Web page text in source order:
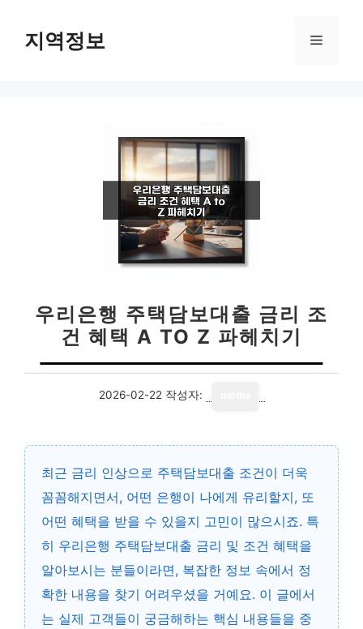
지역정보 메
우리은행 주택담보대출 금리 조
건 혜택 A TO Z 파헤치기
2026-02-22 작성자:
최근 금리 인상으로 주택담보대출 조건이 더욱
꼼꼼해지면서, 어떤 은행이 나에게 유리할지, 또
어떤 혜택을 받을 수 있을지 고민이 많으시죠. 특
히 우리은행 주택담보대출 금리 및 조건 혜택을
알아보시는 분들이라면, 복잡한 정보 속에서 정
확한 내용을 찾기 어려우셨을 거예요. 이 글에서
는 실제 고객들이 궁금해하는 핵심 내용들을 중